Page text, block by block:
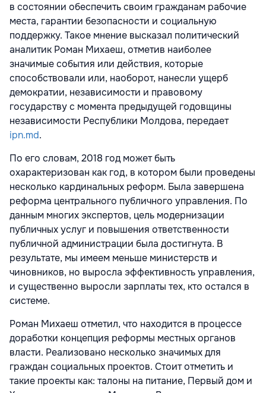
в состоянии обеспечить своим гражданам рабочие
места, гарантии безопасности и социальную
поддержку. Такое мнение высказал политический
аналитик Роман Михаеш, отметив наиболее
значимые события или действия, которые
способствовали или, наоборот, нанесли ущерб
демократии, независимости и правовому
государству с момента предыдущей годовщины
независимости Республики Молдова, передает
ipn.md.
По его словам, 2018 год может быть
охарактеризован как год, в котором были проведены
несколько кардинальных реформ. Была завершена
реформа центрального публичного управления. По
данным многих экспертов, цель модернизации
публичных услуг и повышения ответственности
публичной администрации была достигнута. В
результате, мы имеем меньше министерств и
чиновников, но выросла эффективность управления,
и существенно выросли зарплаты тех, кто остался в
системе.
Роман Михаеш отметил, что находится в процессе
доработки концепция реформы местных органов
власти. Реализовано несколько значимых для
граждан социальных проектов. Стоит отметить и
такие проекты как: талоны на питание, Первый дом и